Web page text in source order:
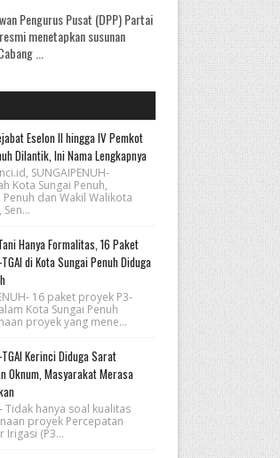
Pengurus Pusat (DPP) Partai
menetapkan susunan
...
Eselon II hingga IV Pemkot
Dilantik, Ini Nama Lengkapnya
SUNGAIPENUH-
Kota Sungai Penuh,
dan Wakil Walikota
Hanya Formalitas, 16 Paket
di Kota Sungai Penuh Diduga
16 paket proyek P3-
Kota Sungai Penuh
proyek yang mene...
Kerinci Diduga Sarat
Oknum, Masyarakat Merasa
Tidak hanya soal kualitas
proyek Percepatan
Irigasi (P3...